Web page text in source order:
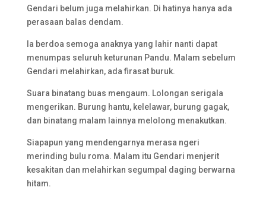
Gendari belum juga melahirkan. Di hatinya hanya ada
perasaan balas dendam.
Ia berdoa semoga anaknya yang lahir nanti dapat
menumpas seluruh keturunan Pandu. Malam sebelum
Gendari melahirkan, ada firasat buruk.
Suara binatang buas mengaum. Lolongan serigala
mengerikan. Burung hantu, kelelawar, burung gagak,
dan binatang malam lainnya melolong menakutkan.
Siapapun yang mendengarnya merasa ngeri
merinding bulu roma. Malam itu Gendari menjerit
kesakitan dan melahirkan segumpal daging berwarna
hitam.